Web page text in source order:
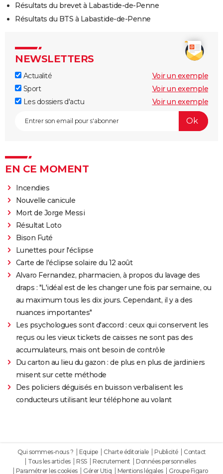
Résultats du brevet à Labastide-de-Penne
Résultats du BTS à Labastide-de-Penne
NEWSLETTERS
Actualité
Voir un exemple
Sport
Voir un exemple
Les dossiers d'actu
Voir un exemple
EN CE MOMENT
Incendies
Nouvelle canicule
Mort de Jorge Messi
Résultat Loto
Bison Futé
Lunettes pour l'éclipse
Carte de l'éclipse solaire du 12 août
Alvaro Fernandez, pharmacien, à propos du lavage des
draps : "L'idéal est de les changer une fois par semaine, ou
au maximum tous les dix jours. Cependant, il y a des
nuances importantes"
Les psychologues sont d'accord : ceux qui conservent les
reçus ou les vieux tickets de caisses ne sont pas des
accumulateurs, mais ont besoin de contrôle
Du carton au lieu du gazon : de plus en plus de jardiniers
misent sur cette méthode
Des policiers déguisés en buisson verbalisent les
conducteurs utilisant leur téléphone au volant
Qui sommes-nous ? Equipe Charte éditoriale Publicité
Contact
Tous les articles
RSS Recrutement
Données personnelles
Paramétrer les cookies
Gérer Utiq Mentions légales Groupe Figaro